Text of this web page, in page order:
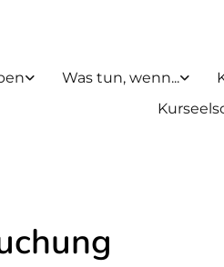
Was tun, wenn...